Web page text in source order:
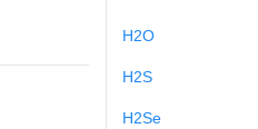
H2O
H2S
H2Se